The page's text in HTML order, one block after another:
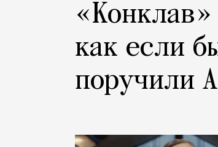
как если
поручили